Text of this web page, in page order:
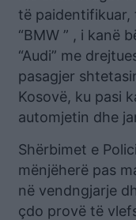
të
“BMW ” , i kanë
“Audi” me
pasagjer
Kosovë, ku pasi
automjetin dhe
Shërbimet e
mënjëherë pas
në vendngjarje
çdo provë të